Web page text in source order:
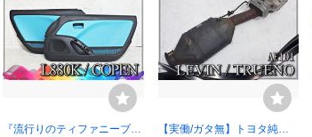
『流行りのティファニーブル
【実働/ガタ無】トヨタ純正 A